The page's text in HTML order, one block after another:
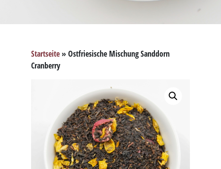
Startseite »Ostfriesische Mischung Sanddorn
Cranberry